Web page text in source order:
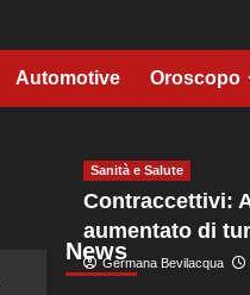
Automotive Oroscopo
News
Sanità e Salute
Contraccettivi:
aumentato di
Germana Bevilacqua